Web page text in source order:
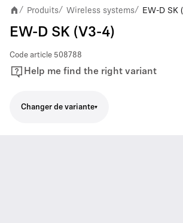
/ Produits/ Wireless systems/ EW-D SK
EW-D SK (V3-4)
Code article 508788
Help me find the right variant
Changer de variante